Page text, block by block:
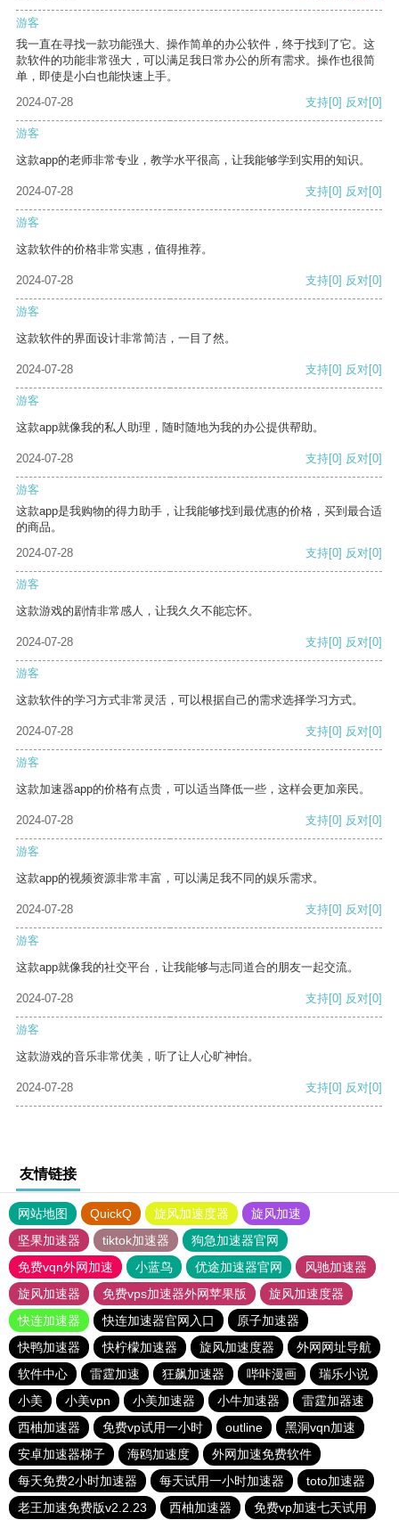
游客
我一直在寻找一款功能强大、操作简单的办公软件，终于找到了它。这
款软件的功能非常强大，可以满足我日常办公的所有需求。操作也很简
单，即使是小白也能快速上手。
2024-07-28
支持[0] 反对[0]
游客
这款app的老师非常专业，教学水平很高，让我能够学到实用的知识。
2024-07-28 支持[0] 反对[0]
游客
这款软件的价格非常实惠，值得推荐。
2024-07-28 支持[0] 反对[0]
游客
这款软件的界面设计非常简洁，一目了然。
2024-07-28 支持[0] 反对[0]
游客
这款app就像我的私人助理，随时随地为我的办公提供帮助。
2024-07-28 支持[0] 反对[0]
游客
这款app是我购物的得力助手，让我能够找到最优惠的价格，买到最合适
的商品。
2024-07-28
支持[0] 反对[0]
游客
这款游戏的剧情非常感人，让我久久不能忘怀。
2024-07-28 支持[0] 反对[0]
游客
这款软件的学习方式非常灵活，可以根据自己的需求选择学习方式。
2024-07-28 支持[0] 反对[0]
游客
这款加速器app的价格有点贵，可以适当降低一些，这样会更加亲民。
2024-07-28 支持[0] 反对[0]
游客
这款app的视频资源非常丰富，可以满足我不同的娱乐需求。
2024-07-28 支持[0] 反对[0]
游客
这款app就像我的社交平台，让我能够与志同道合的朋友一起交流。
2024-07-28 支持[0] 反对[0]
游客
这款游戏的音乐非常优美，听了让人心旷神怡。
2024-07-28 支持[0] 反对[0]
友情链接
网站地图 QuickQ 旋风加速度器
旋风加速
坚果加速器
tiktok加速器
狗急加速器官网
免费vqn外网加速
小蓝鸟 优途加速器官网
风驰加速器
旋风加速器
免费vps加速器外网苹果版
旋风加速度器
快连加速器
快连加速器官网入口
原子加速器
快鸭加速器
快柠檬加速器 旋风加速度器
外网网址导航
软件中心
雷霆加速 狂飙加速器 哔咔漫画
瑞乐小说
小美
小美vpn 小美加速器 小牛加速器
雷霆加器速
西柚加速器
免费vp试用一小时 outline
黑洞vqn加速
安卓加速器梯子
海鸥加速度
外网加速免费软件
每天免费2小时加速器
每天试用一小时加速器
toto加速器
老王加速免费版v2.2.23
西柚加速器 免费vp加速七天试用